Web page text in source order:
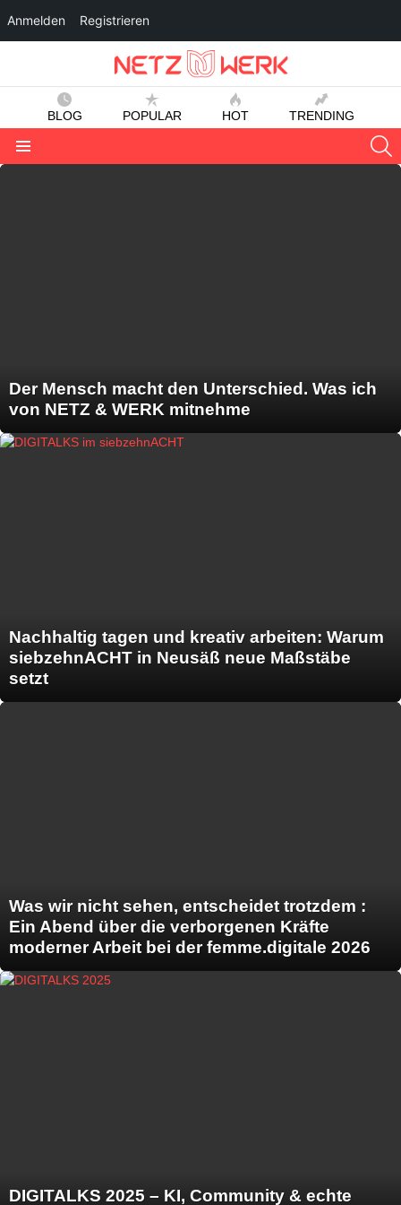
BLOG POPULAR HOT TRENDING
Der Mensch macht den Unterschied. Was ich
von NETZ & WERK mitnehme
Nachhaltig tagen und kreativ arbeiten: Warum
siebzehnACHT in Neusäß neue Maßstäbe
setzt
Was wir nicht sehen, entscheidet trotzdem :
Ein Abend über die verborgenen Kräfte
moderner Arbeit bei der femme.digitale 2026
DIGITALKS 2025 – KI, Community & echte
Anmelden Registrieren